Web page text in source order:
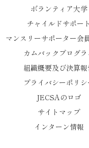
ボランティア大学
チャイルドサポート
マンスリーサポーター会
カムバックプログラ
組織概要及び決算報
プライバシーポリシ
JECSAのロゴ
サイトマップ
インターン情報